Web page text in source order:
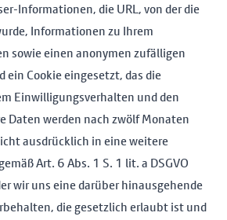
Informationen, die URL, von der die
Informationen zu Ihrem
sowie einen anonymen zufälligen
ein Cookie eingesetzt, das die
Einwilligungsverhalten und den
Daten werden nach zwölf Monaten
ausdrücklich in eine weitere
Art. 6 Abs. 1 S. 1 lit. a DSGVO
wir uns eine darüber hinausgehende
die gesetzlich erlaubt ist und